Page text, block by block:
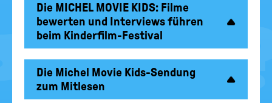
Die MICHEL MOVIE KIDS: Filme
bewerten und Interviews führen
beim Kinderfilm-Festival
Die Michel Movie Kids-Sendung
zum Mitlesen